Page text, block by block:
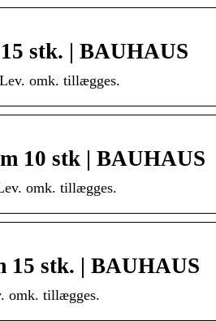
stk. | BAUHAUS
omk. tillægges.
10 stk | BAUHAUS
omk. tillægges.
15 stk. | BAUHAUS
omk. tillægges.